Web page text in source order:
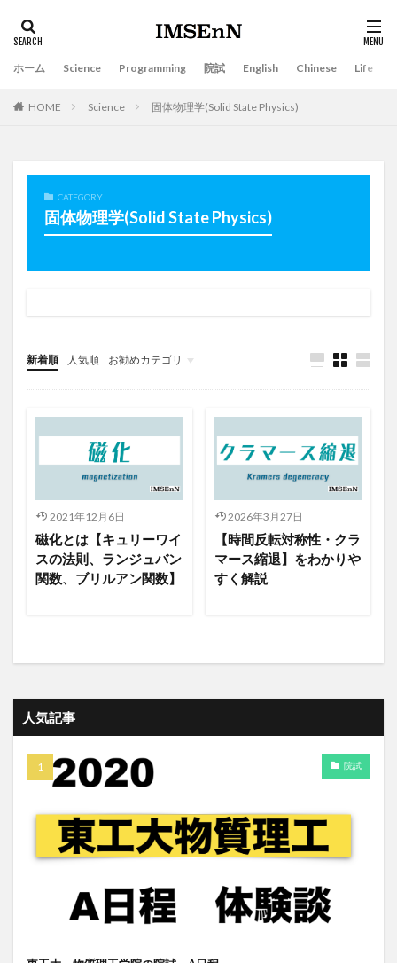
ホーム Science Programming 院試 English Chinese Life
HOME Science 固体物理学(Solid State Physics)
CATEGORY
固体物理学(Solid State Physics)
新着順 人気順 お勧めカテゴリ
2021年12月6日
磁化とは【キュリーワイ
スの法則、ランジュバン
関数、ブリルアン関数】
2026年3月27日
【時間反転対称性・クラ
マース縮退】をわかりや
すく解説
人気記事
院試